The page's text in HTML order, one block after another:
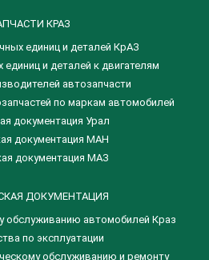
КРАЗ
единиц и деталей КрАЗ
и деталей к двигателям
автозапчасти
по маркам автомобилей
документация Урал
документация МАН
документация МАЗ
ДОКУМЕНТАЦИЯ
обслуживанию автомобилей Краз
по эксплуатации
обслуживанию и ремонту